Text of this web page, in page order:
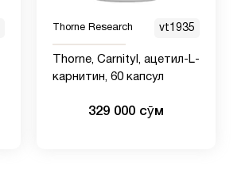
Thorne Research vt1935
Thorne, Carnityl, ацетил-L-
карнитин, 60 капсул
329 000 сӯм